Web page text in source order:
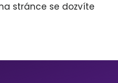
stránce se dozvíte